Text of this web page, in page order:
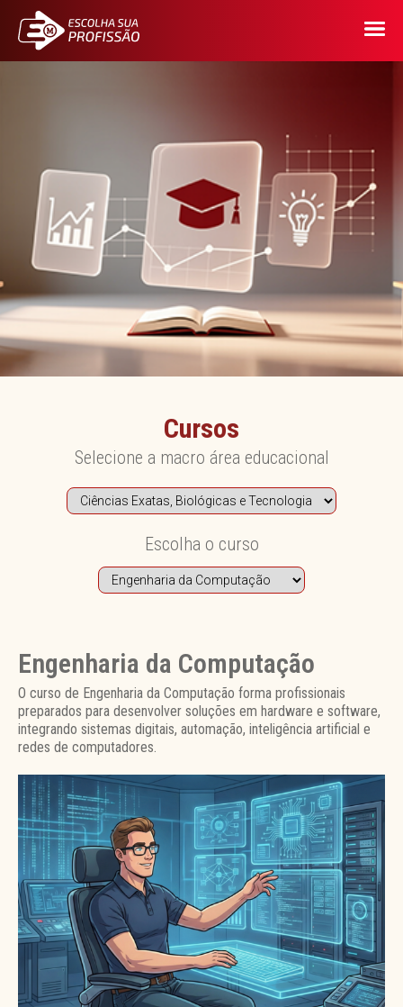
Cursos
Selecione a macro área educacional
Escolha o curso
Engenharia da Computação
O curso de Engenharia da Computação forma profissionais
preparados para desenvolver soluções em hardware e software,
integrando sistemas digitais, automação, inteligência artificial e
redes de computadores.